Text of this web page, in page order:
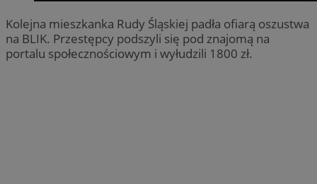
Kolejna mieszkanka Rudy Śląskiej padła ofiarą oszustwa
na BLIK. Przestępcy podszyli się pod znajomą na
portalu społecznościowym i wyłudzili 1800 zł.